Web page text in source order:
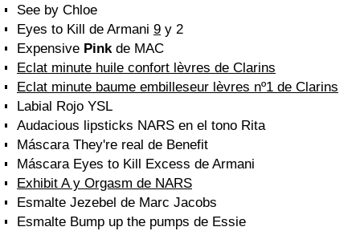
See by Chloe
Eyes to Kill de Armani 9 y 2
Expensive Pinkde MAC
Eclat minute huile confort lèvres de Clarins
Eclat minute baume embilleseur lèvres nº1 de Clarins
Labial Rojo YSL
Audacious lipsticks NARS en el tono Rita
Máscara They're real de Benefit
Máscara Eyes to Kill Excess de Armani
Exhibit A y Orgasm de NARS
Esmalte Jezebel de Marc Jacobs
Esmalte Bump up the pumps de Essie